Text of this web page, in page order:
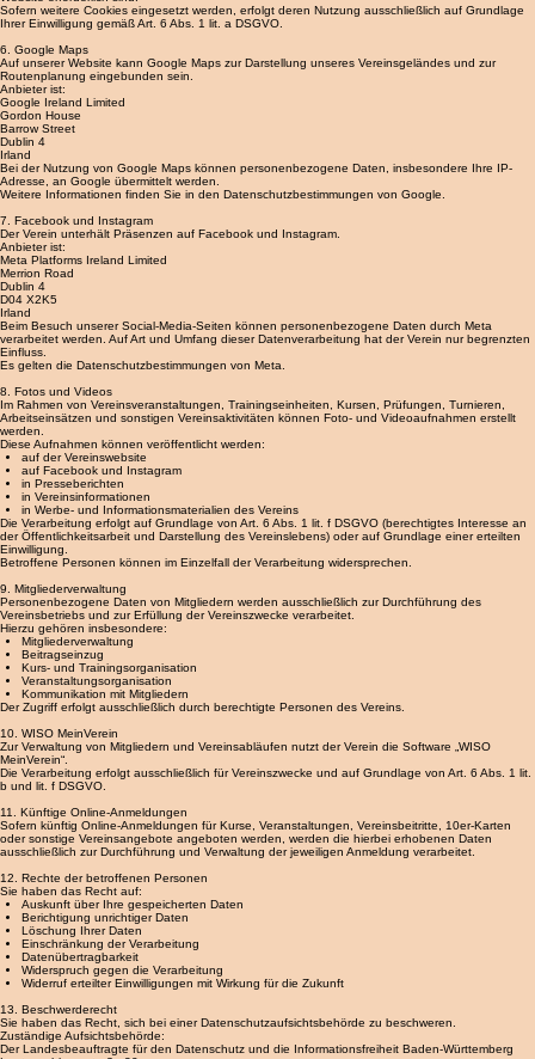
5. Cookies
Unsere Website verwendet Cookies.
Website erforderlich sind.
Sofern weitere Cookies eingesetzt werden, erfolgt deren Nutzung ausschließlich auf Grundlage
Ihrer Einwilligung gemäß Art. 6 Abs. 1 lit. a DSGVO.
6. Google Maps
Auf unserer Website kann Google Maps zur Darstellung unseres Vereinsgeländes und zur
Routenplanung eingebunden sein.
Anbieter ist:
Google Ireland Limited
Gordon House
Barrow Street
Dublin 4
Bei der Nutzung von Google Maps können personenbezogene Daten, insbesondere Ihre IP-
Adresse, an Google übermittelt werden.
Weitere Informationen finden Sie in den Datenschutzbestimmungen von Google.
7. Facebook und Instagram
Der Verein unterhält Präsenzen auf Facebook und Instagram.
Anbieter ist:
Meta Platforms Ireland Limited
Merrion Road
Dublin 4
D04 X2K5
Irland
verarbeitet werden. Auf Art und Umfang dieser Datenverarbeitung hat der Verein nur begrenzten
Einfluss.
Es gelten die Datenschutzbestimmungen von Meta.
8. Fotos und Videos
Im Rahmen von Vereinsveranstaltungen, Trainingseinheiten, Kursen, Prüfungen, Turnieren,
Arbeitseinsätzen und sonstigen Vereinsaktivitäten können Foto- und Videoaufnahmen erstellt
werden.
Diese Aufnahmen können veröffentlicht werden:
auf der Vereinswebsite
auf Facebook und Instagram
in Presseberichten
in Vereinsinformationen
in Werbe- und Informationsmaterialien des Vereins
der Öffentlichkeitsarbeit und Darstellung des Vereinslebens) oder auf Grundlage einer erteilten
Einwilligung.
Betroffene Personen können im Einzelfall der Verarbeitung widersprechen.
9. Mitgliederverwaltung
Personenbezogene Daten von Mitgliedern werden ausschließlich zur Durchführung des
Vereinsbetriebs und zur Erfüllung der Vereinszwecke verarbeitet.
Hierzu gehören insbesondere:
Mitgliederverwaltung
Beitragseinzug
Veranstaltungsorganisation
Kommunikation mit Mitgliedern
Der Zugriff erfolgt ausschließlich durch berechtigte Personen des Vereins.
10. WISO MeinVerein
MeinVerein“.
Die Verarbeitung erfolgt ausschließlich für Vereinszwecke und auf Grundlage von Art. 6 Abs. 1 lit.
b und lit. f DSGVO.
Sofern künftig Online-Anmeldungen für Kurse, Veranstaltungen, Vereinsbeitritte, 10er-Karten
oder sonstige Vereinsangebote angeboten werden, werden die hierbei erhobenen Daten
ausschließlich zur Durchführung und Verwaltung der jeweiligen Anmeldung verarbeitet.
12. Rechte der betroffenen Personen
Sie haben das Recht auf:
Auskunft über Ihre gespeicherten Daten
Berichtigung unrichtiger Daten
Löschung Ihrer Daten
Datenübertragbarkeit
Widerspruch gegen die Verarbeitung
Widerruf erteilter Einwilligungen mit Wirkung für die Zukunft